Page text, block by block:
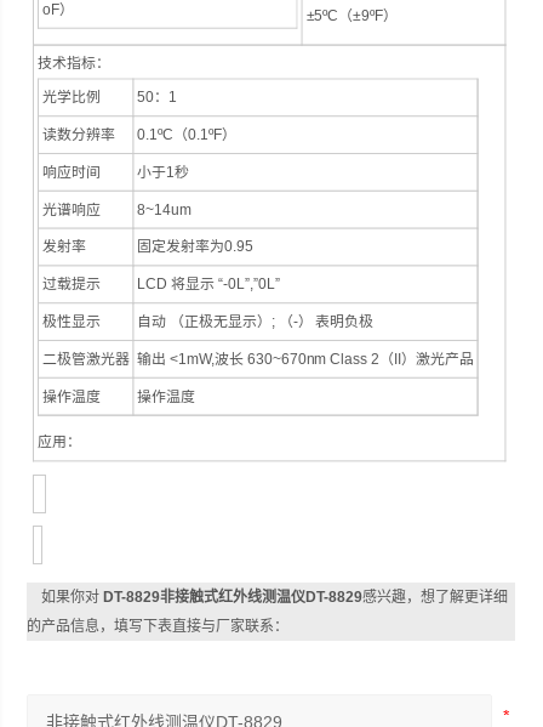
oF）
±5ºC（±9ºF）
技术指标：
光学比例 50：1
读数分辨率 0.1ºC（0.1ºF）
响应时间 小于1秒
光谱响应 8~14um
发射率 固定发射率为0.95
过载提示 LCD 将显示 “-0L”,”0L”
极性显示 自动 （正极无显示）; （-） 表明负极
二极管激光器 输出 <1mW,波长 630~670nm Class 2（II）激光产品
操作温度 操作温度
应用：
如果你对DT-8829非接触式红外线测温仪DT-8829感兴趣，想了解更详细
的产品信息，填写下表直接与厂家联系：